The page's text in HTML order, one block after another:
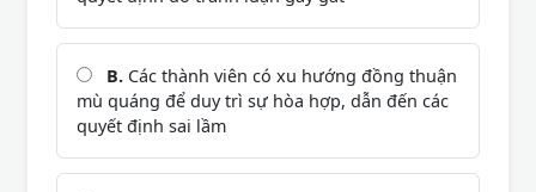
B. Các thành viên có xu hướng đồng thuận
mù quáng để duy trì sự hòa hợp, dẫn đến các
quyết định sai lầm